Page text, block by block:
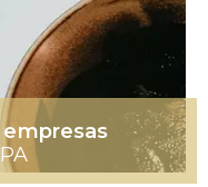
empresas